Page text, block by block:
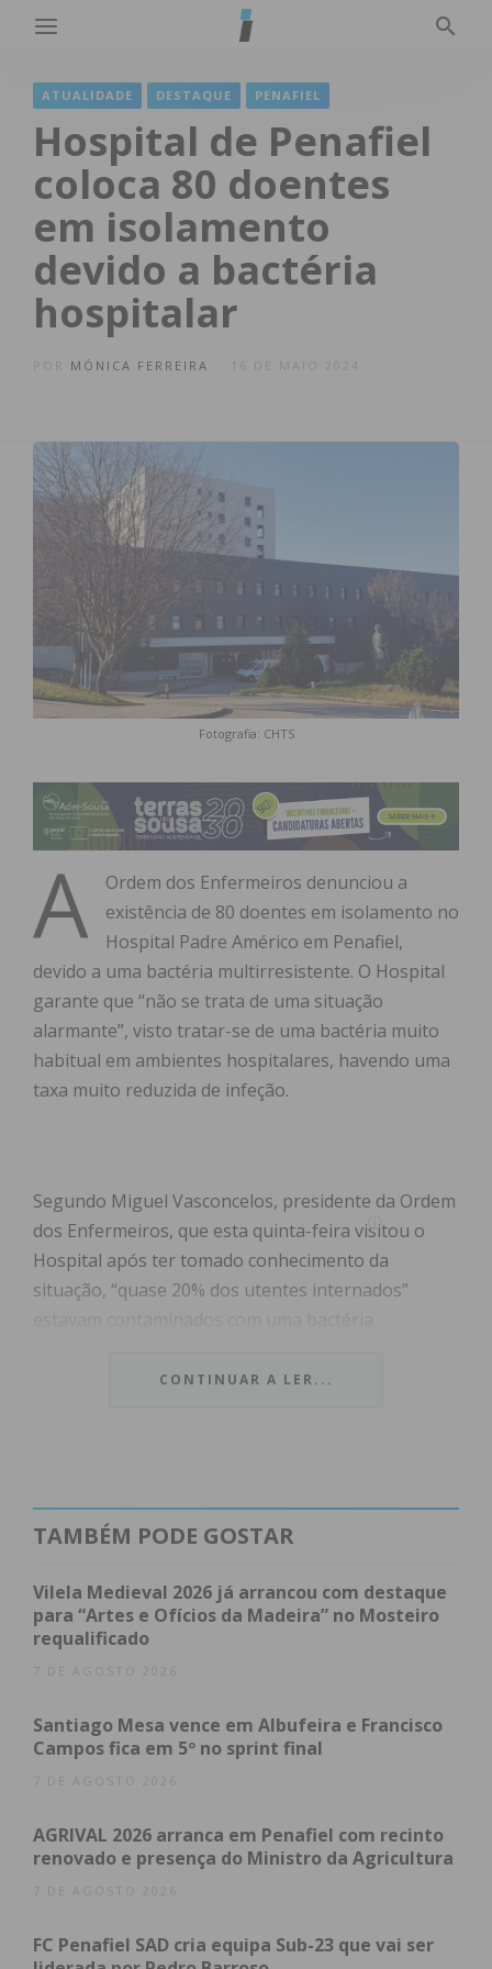
ATUALIDADE DESTAQUE PENAFIEL
Hospital de Penafiel
coloca 80 doentes
em isolamento
devido a bactéria
hospitalar
MÓNICA FERREIRA 16 DE MAIO 2024
Fotografia: CHTS
A
Ordem dos Enfermeiros denunciou a
existência de 80 doentes em isolamento no
Hospital Padre Américo em Penafiel,
devido a uma bactéria multirresistente. O Hospital
garante que “não se trata de uma situação
alarmante”, visto tratar-se de uma bactéria muito
habitual em ambientes hospitalares, havendo uma
taxa muito reduzida de infeção.
Segundo Miguel Vasconcelos, presidente da Ordem
dos Enfermeiros, que esta quinta-feira visitou o
Hospital após ter tomado conhecimento da
situação, “quase 20% dos utentes internados”
“impactar drasticamente com a qualidade dos
Ruas, infeciologista no Hospital Padre Américo,
em todos os hospitais do país e não apenas neste”
e garantiu que a situação “não é alarmante”,
estando todos os doentes a ser monitorizados e a
serem seguidos os procedimentos necessários.
O profissional reconheceu que “houve um aumento
de casos desde o início do ano”, havendo
de contacto. “Mas apenas uma pequena porção
destes doentes, cerca de 5% tem infeção”,
Segundo o clínico, estão a ser usados antibióticos
CONTINUAR A LER...
TAMBÉM PODE GOSTAR
Vilela Medieval 2026 já arrancou com destaque
para “Artes e Ofícios da Madeira” no Mosteiro
requalificado
7 DE AGOSTO 2026
Santiago Mesa vence em Albufeira e Francisco
Campos fica em 5º no sprint final
7 DE AGOSTO 2026
AGRIVAL 2026 arranca em Penafiel com recinto
renovado e presença do Ministro da Agricultura
7 DE AGOSTO 2026
FC Penafiel SAD cria equipa Sub-23 que vai ser